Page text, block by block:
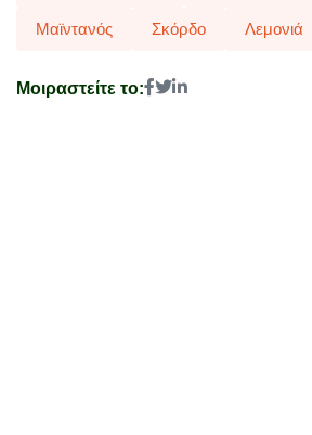
Μαϊντανός Σκόρδο Λεμονιά
Μοιραστείτε το: